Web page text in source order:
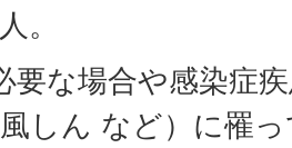
。
要な場合や感染症
しん など）に罹